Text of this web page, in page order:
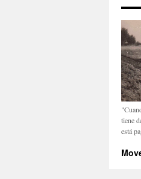
tiene
está